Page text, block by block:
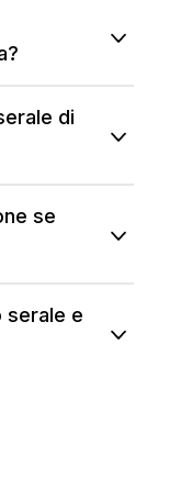
di
se
serale e